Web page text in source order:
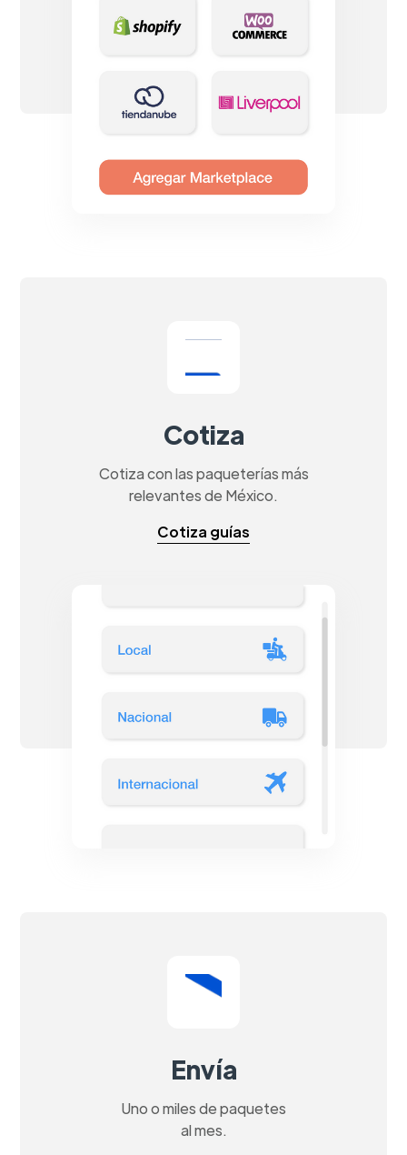
Cotiza
Cotiza con las paqueterías más
relevantes de México.
Cotiza guías
Envía
Uno o miles de paquetes
al mes.